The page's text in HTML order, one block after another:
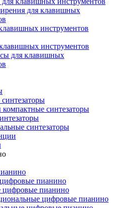
для клавишных
инструментов
инструментов
для клавишных
синтезаторы
синтезаторы
пианино
цифровые пианино
цифровые пианино